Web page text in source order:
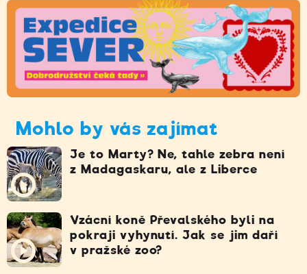
Mohlo by vás zajímat
Je to Marty? Ne, tahle zebra není
z Madagaskaru, ale z Liberce
Vzácní koně Převalského byli na
pokraji vyhynutí. Jak se jim daří
v pražské zoo?